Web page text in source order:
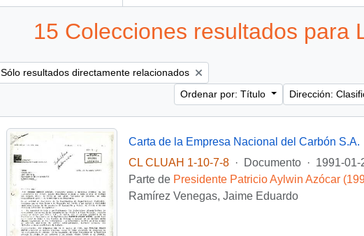
15 Colecciones resultados para
Remove filter:
Sólo resultados directamente relacionados
Ordenar por: Título
Dirección:
Carta de la Empresa Nacional del Carbón S.A.
CL CLUAH 1-10-7-8
· Documento · 1991-01-
Parte de Presidente Patricio Aylwin Azócar
Ramírez Venegas, Jaime Eduardo